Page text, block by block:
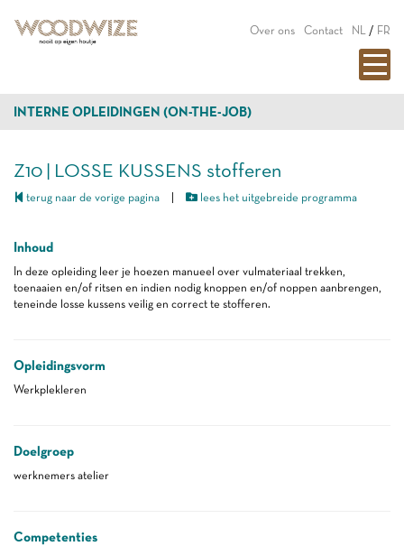
Over ons Contact NL / FR
INTERNE OPLEIDINGEN (ON-THE-JOB)
Z10 | LOSSE KUSSENS stofferen
terug naar de vorige pagina lees het uitgebreide programma
Inhoud
In deze opleiding leer je hoezen manueel over vulmateriaal trekken,
toenaaien en/of ritsen en indien nodig knoppen en/of noppen aanbrengen,
teneinde losse kussens veilig en correct te stofferen.
Opleidingsvorm
Werkplekleren
Doelgroep
werknemers atelier
Competenties